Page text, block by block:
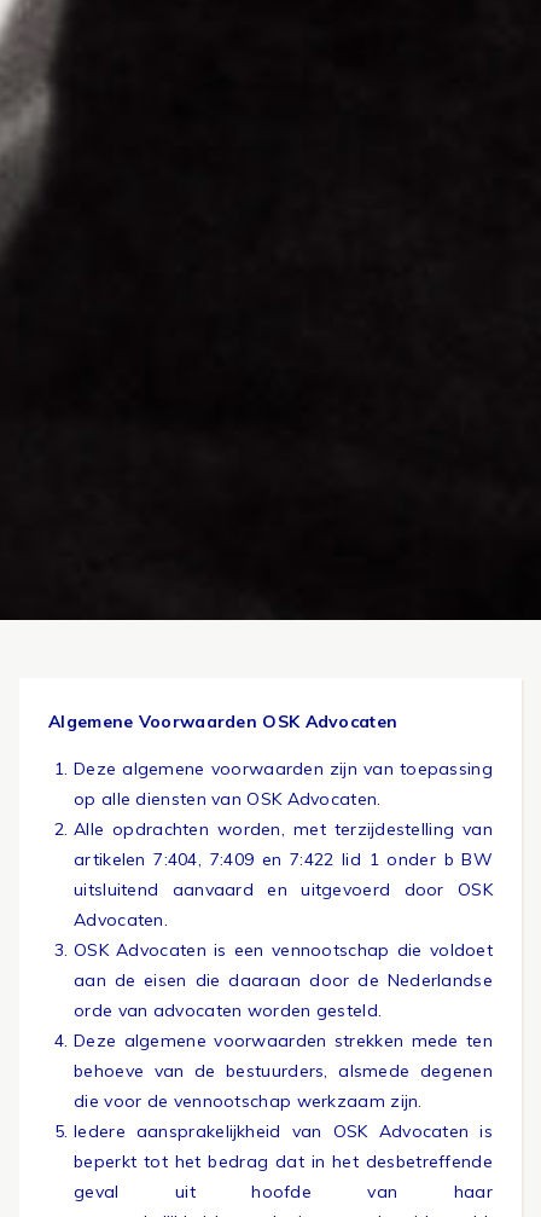
Algemene Voorwaarden OSK Advocaten
Deze algemene voorwaarden zijn van toepassing
op alle diensten van OSK Advocaten.
Alle opdrachten worden, met terzijdestelling van
artikelen 7:404, 7:409 en 7:422 lid 1 onder b BW
uitsluitend aanvaard en uitgevoerd door OSK
Advocaten.
OSK Advocaten is een vennootschap die voldoet
aan de eisen die daaraan door de Nederlandse
orde van advocaten worden gesteld.
Deze algemene voorwaarden strekken mede ten
behoeve van de bestuurders, alsmede degenen
die voor de vennootschap werkzaam zijn.
Iedere aansprakelijkheid van OSK Advocaten is
beperkt tot het bedrag dat in het desbetreffende
geval uit hoofde van haar